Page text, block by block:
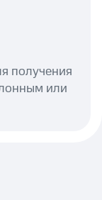
получения
или